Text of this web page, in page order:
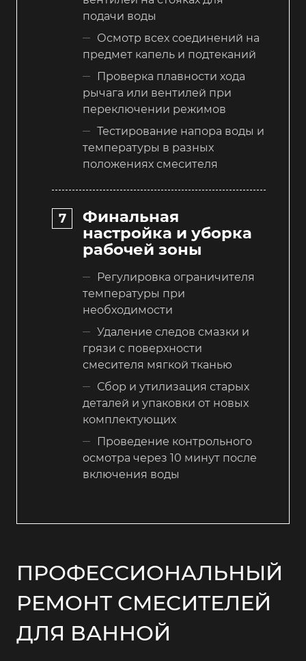
подачи воды
Осмотр всех соединений на
предмет капель и подтеканий
Проверка плавности хода
рычага или вентилей при
переключении режимов
Тестирование напора воды и
температуры в разных
положениях смесителя
Финальная
настройка и уборка
рабочей зоны
Регулировка ограничителя
температуры при
необходимости
Удаление следов смазки и
грязи с поверхности
смесителя мягкой тканью
Сбор и утилизация старых
деталей и упаковки от новых
комплектующих
Проведение контрольного
осмотра через 10 минут после
включения воды
ПРОФЕССИОНАЛЬНЫЙ
РЕМОНТ СМЕСИТЕЛЕЙ
ДЛЯ ВАННОЙ